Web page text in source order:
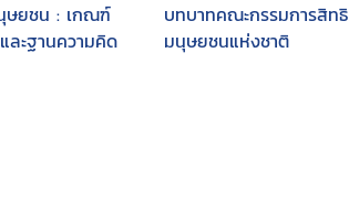
ษยชน : เกณฑ์
ะฐานความคิด
บทบาทคณะกรรมการสิทธิ
มนุษยชนแห่งชาติ